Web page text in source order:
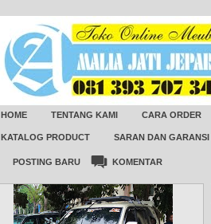
HOME TENTANG KAMI CARA ORDER
KATALOG PRODUCT SARAN DAN GARANSI
POSTING BARU KOMENTAR